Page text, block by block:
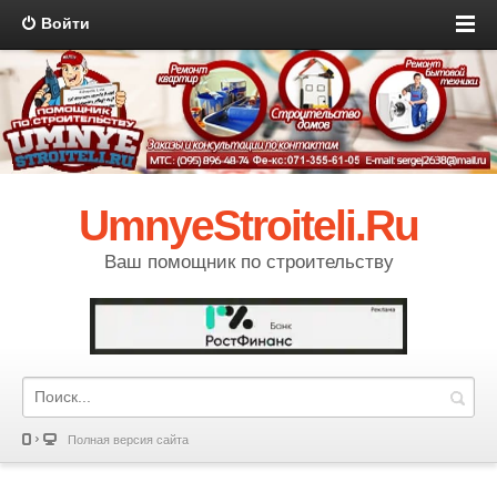
Войти
UmnyeStroiteli.Ru
Ваш помощник по строительству
Полная версия сайта